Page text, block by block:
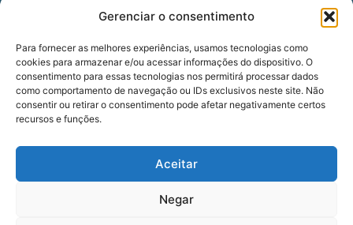
Gerenciar o consentimento
Para fornecer as melhores experiências, usamos tecnologias como
cookies para armazenar e/ou acessar informações do dispositivo. O
consentimento para essas tecnologias nos permitirá processar dados
como comportamento de navegação ou IDs exclusivos neste site. Não
consentir ou retirar o consentimento pode afetar negativamente certos
recursos e funções.
Aceitar
Negar
E-mail: alagoasbrasilnoticias@gmail.com
Telefone: (82) 9 9691-0391 (Whatsapp)
Responsável Técnico: Crysthyan Carlos
Rua do Sau - Centro - Anadia - AL - CEP:
© 2022 - 2026 Alagoas Brasil Notícias. Todos os
direitos reservados.